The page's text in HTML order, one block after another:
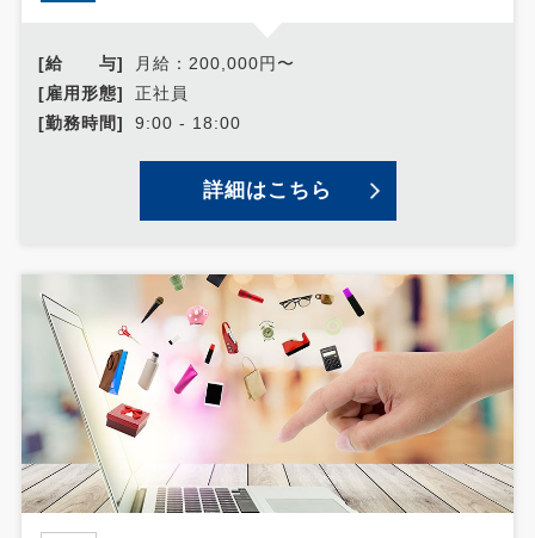
[給 与]
月給：200,000円〜
[雇用形態]
正社員
[勤務時間]
9:00 - 18:00
詳細はこちら